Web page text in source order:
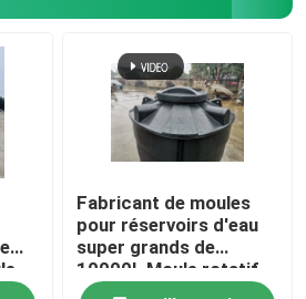
en aluminium
billette
Fabricant de moules
pour réservoirs d'eau
super grands de
10000L Moule rotatif
pour réservoirs en